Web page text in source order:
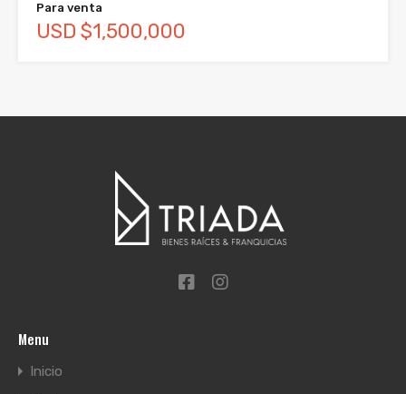
Para venta
USD $1,500,000
Menu
Inicio